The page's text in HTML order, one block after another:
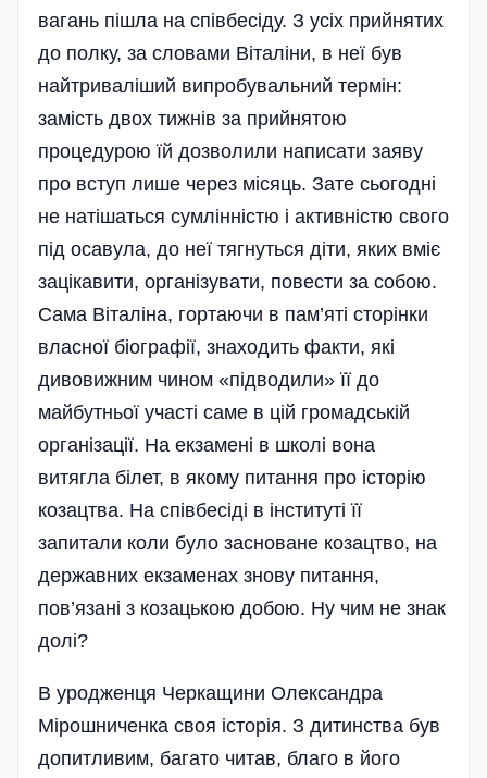
вагань пішла на спів­бесіду. З усіх прийнятих
до полку, за словами Віталіни, в неї був
найтриваліший випробувальний тер­мін:
замість двох тижнів за прийнятою
процедурою їй дозволили написати заяву
про вступ лише через місяць. Зате сьогодні
не натішаться сумлінністю і активністю свого
під осавула, до неї тягнуться діти, яких вміє
зацікавити, організувати, повести за собою.
Сама Віталіна, гортаючи в пам’яті сторінки
власної біографії, знаходить факти, які
дивовижним чином «підводили» її до
майбутньої участі саме в цій громадській
організації. На екзамені в школі вона
витягла білет, в якому питання про історію
козацтва. На співбесіді в інституті її
запитали коли було засноване козацтво, на
державних екзаменах знову питання,
пов’язані з козацькою добою. Ну чим не знак
долі?
В уродженця Черкащини Олександра
Мірошниченка своя історія. З дитинства був
допитливим, багато читав, благо в його